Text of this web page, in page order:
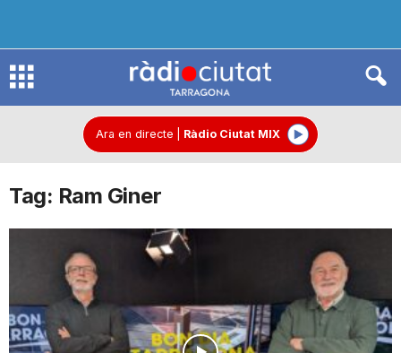
R
d
o
Ara en directe Ràdio Ciutat MIX
Tag: Ram Giner